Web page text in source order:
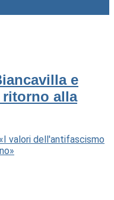
e
ritorno alla
valori dell'antifascismo